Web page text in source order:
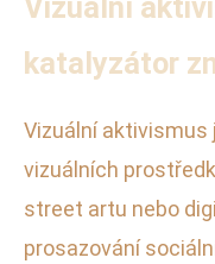
Vizuální
katalyzátor
Vizuální aktivismus
vizuálních
street artu nebo
prosazování